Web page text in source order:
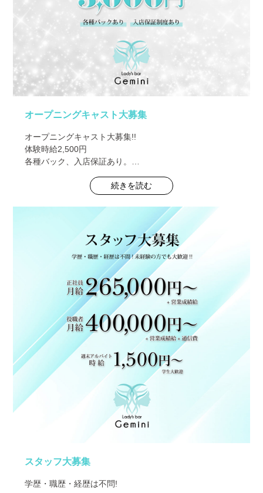
オープニングキャスト大募集
オープニングキャスト大募集!!
体験時給2,500円
各種バック、入店保証あり。
未経験の方でも大歓迎!!
詳しい求人情報はコチラから
続きを読む
スタッフ大募集
学歴・職歴・経歴は不問!